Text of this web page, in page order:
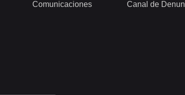
Comunicaciones Canal de